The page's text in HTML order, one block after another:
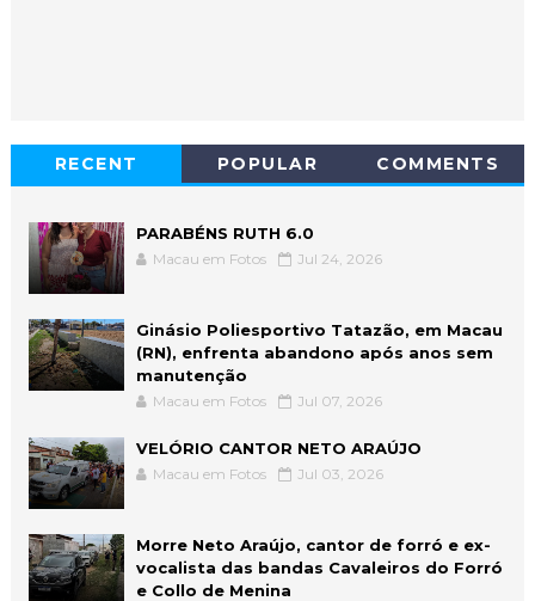
RECENT POPULAR COMMENTS
PARABÉNS RUTH 6.0
Macau em Fotos Jul 24, 2026
Ginásio Poliesportivo Tatazão, em Macau
(RN), enfrenta abandono após anos sem
manutenção
Macau em Fotos Jul 07, 2026
VELÓRIO CANTOR NETO ARAÚJO
Macau em Fotos Jul 03, 2026
Morre Neto Araújo, cantor de forró e ex-
vocalista das bandas Cavaleiros do Forró
e Collo de Menina